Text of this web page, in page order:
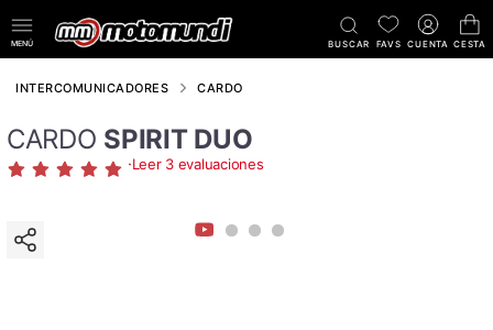
MENÚ BUSCAR FAVS CUENTA CESTA
INTERCOMUNICADORES CARDO
CARDO SPIRIT DUO
·Leer 3 evaluaciones